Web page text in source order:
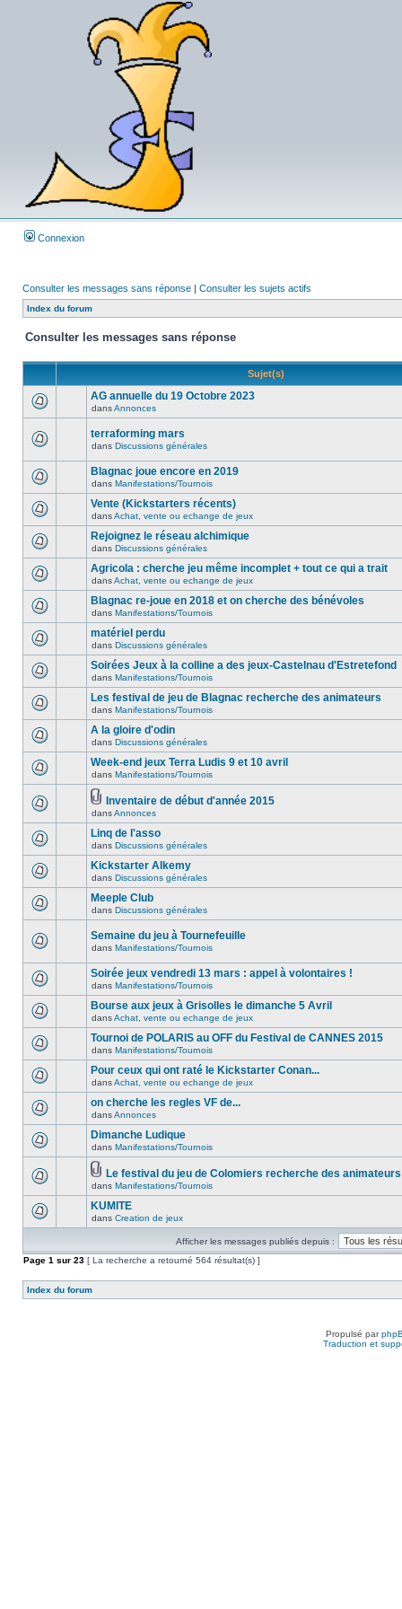
Connexion
Consulter les messages sans réponse | Consulter les sujets actifs
Index du forum
Consulter les messages sans réponse
Sujet(s)
AG annuelle du 19 Octobre 2023
dansAnnonces
terraforming mars
dans Discussions générales
Blagnac joue encore en 2019
dans Manifestations/Tournois
Vente (Kickstarters récents)
dansAchat, vente ou echange de jeux
Rejoignez le réseau alchimique
dans Discussions générales
Agricola : cherche jeu même incomplet + tout ce qui a trait
dansAchat, vente ou echange de jeux
Blagnac re-joue en 2018 et on cherche des bénévoles
dans Manifestations/Tournois
matériel perdu
dans Discussions générales
Soirées Jeux à la colline a des jeux-Castelnau d'Estretefond
dans Manifestations/Tournois
Les festival de jeu de Blagnac recherche des animateurs
dans Manifestations/Tournois
A la gloire d'odin
dans Discussions générales
Week-end jeux Terra Ludis 9 et 10 avril
dans Manifestations/Tournois
Inventaire de début d'année 2015
dansAnnonces
Linq de l'asso
dans Discussions générales
Kickstarter Alkemy
dans Discussions générales
Meeple Club
dans Discussions générales
Semaine du jeu à Tournefeuille
dans Manifestations/Tournois
Soirée jeux vendredi 13 mars : appel à volontaires !
dans Manifestations/Tournois
Bourse aux jeux à Grisolles le dimanche 5 Avril
dansAchat, vente ou echange de jeux
Tournoi de POLARIS au OFF du Festival de CANNES 2015
dans Manifestations/Tournois
Pour ceux qui ont raté le Kickstarter Conan...
dansAchat, vente ou echange de jeux
on cherche les regles VF de...
dansAnnonces
Dimanche Ludique
dans Manifestations/Tournois
Le festival du jeu de Colomiers recherche des animateurs
dans Manifestations/Tournois
KUMITE
dans Creation de jeux
Afficher les messages publiés depuis :
Page 1 sur 23 [ La recherche a retourné 564 résultat(s) ]
Index du forum
Propulsé par
Traduction et